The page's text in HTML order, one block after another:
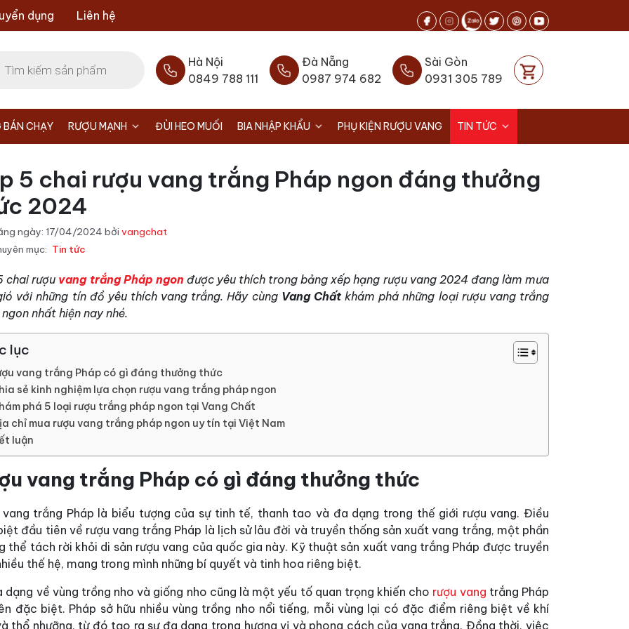
dụng Liên hệ
Hà Nội
0849 788 111
Đà Nẵng
0987 974 682
Sài Gòn
0931 305 789
BÁN CHẠY RƯỢU MẠNH ĐÙI HEO MUỐI BIA NHẬP KHẨU PHỤ KIỆN RƯỢU VANG TIN TỨC
5 chai rượu vang trắng Pháp ngon đáng thưởng
2024
ngày: 17/04/2024 bởivangchat
mục: Tin tức
chai rượu vang trắng Pháp ngon được yêu thích trong bảng xếp hạng rượu vang 2024 đang làm mưa
với những tín đồ yêu thích vang trắng. Hãy cùng Vang Chấtkhám phá những loại rượu vang trắng
nhất hiện nay nhé.
lục
vang trắng Pháp có gì đáng thưởng thức
sẻ kinh nghiệm lựa chọn rượu vang trắng pháp ngon
phá 5 loại rượu trắng pháp ngon tại Vang Chất
chỉ mua rượu vang trắng pháp ngon uy tín tại Việt Nam
luận
vang trắng Pháp có gì đáng thưởng thức
vang trắng Pháp là biểu tượng của sự tinh tế, thanh tao và đa dạng trong thế giới rượu vang. Điều
đầu tiên về rượu vang trắng Pháp là lịch sử lâu đời và truyền thống sản xuất vang trắng, một phần
thể tách rời khỏi di sản rượu vang của quốc gia này. Kỹ thuật sản xuất vang trắng Pháp được truyền
thế hệ, mang trong mình những bí quyết và tinh hoa riêng biệt.
dạng về vùng trồng nho và giống nho cũng là một yếu tố quan trọng khiến cho rượu vang trắng Pháp
đặc biệt. Pháp sở hữu nhiều vùng trồng nho nổi tiếng, mỗi vùng lại có đặc điểm riêng biệt về khí
thổ nhưỡng, từ đó tạo ra sự đa dạng trong hương vị và phong cách của vang trắng. Đồng thời, việc